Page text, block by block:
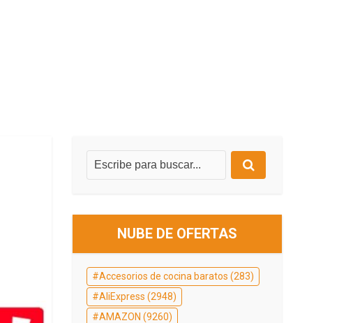
NUBE DE OFERTAS
Accesorios de cocina baratos (283)
AliExpress (2948)
AMAZON (9260)